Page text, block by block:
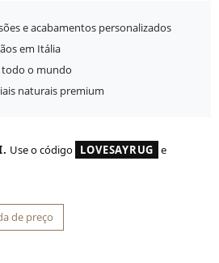
e acabamentos personalizados
em Itália
todo o mundo
naturais premium
Use o código LOVESAYRUG e
de preço